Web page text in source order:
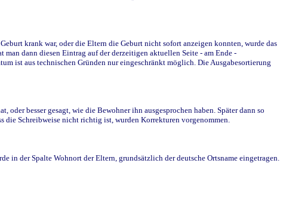
krank war, oder die Eltern die Geburt nicht sofort anzeigen konnten, wurde das
dann diesen Eintrag auf der derzeitigen aktuellen Seite - am Ende -
ist aus technischen Gründen nur eingeschränkt möglich. Die Ausgabesortierung
besser gesagt, wie die Bewohner ihn ausgesprochen haben. Später dann so
die Schreibweise nicht richtig ist, wurden Korrekturen vorgenommen.
in der Spalte Wohnort der Eltern, grundsätzlich der deutsche Ortsname eingetragen.